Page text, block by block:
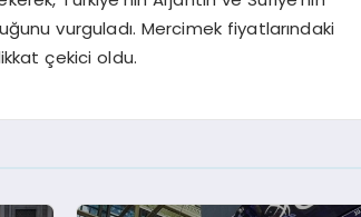
vurguladı. Mercimek fiyatlarındaki
çekici oldu.